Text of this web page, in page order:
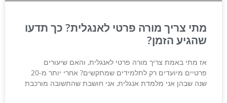
מתי צריך מורה פרטי לאנגלית? כך תדעו
שהגיע הזמן?
אז מתי באמת צריך מורה פרטי לאנגלית, והאם שיעורים
פרטיים מיועדים רק לתלמידים שמתקשים? אחרי יותר מ-20
שנה שבהן אני מלמדת אנגלית, אני חושבת שהתשובה מורכבת